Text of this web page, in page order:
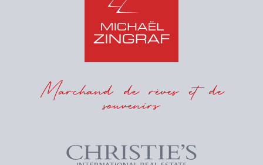
Marchand de rêves et de
souvenirs